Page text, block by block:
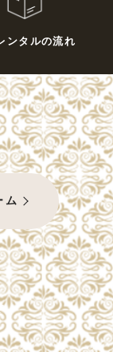
ンタルの流れ
ム